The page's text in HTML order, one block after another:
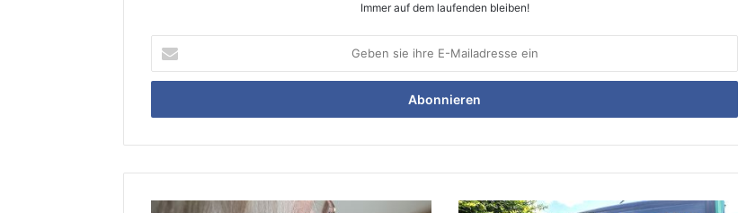
Immer auf dem laufenden bleiben!
sie
ihre
Mailadresse
Durch Pendeln